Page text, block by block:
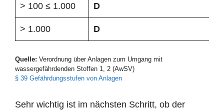
> 100 ≤ 1.000 D
> 1.000 D
Quelle: Verordnung über Anlagen zum Umgang mit
wassergefährdenden Stoffen 1, 2 (AwSV)
§ 39 Gefährdungsstufen von Anlagen
Sehr wichtig ist im nächsten Schritt, ob der